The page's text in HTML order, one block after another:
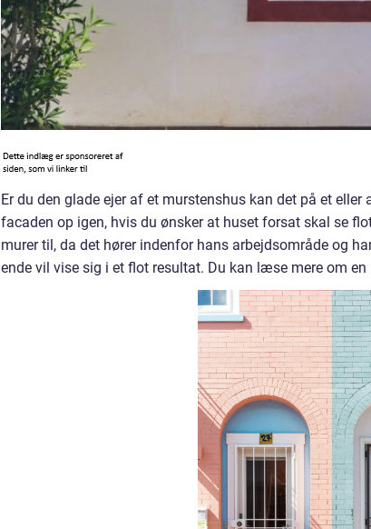
Er du den glade ejer af et murstenshus kan det på et
facaden op igen, hvis du ønsker at huset forsat skal se
murer til, da det hører indenfor hans arbejdsområde og
ende vil vise sig i et flot resultat. Du kan læse mere om en